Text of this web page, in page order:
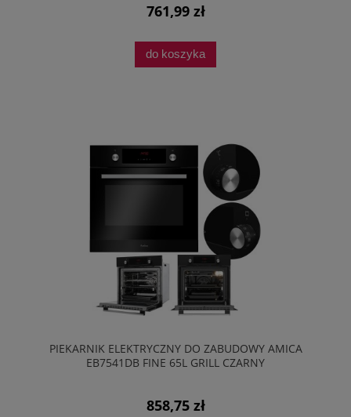
761,99 zł
do koszyka
PIEKARNIK ELEKTRYCZNY DO ZABUDOWY AMICA
EB7541DB FINE 65L GRILL CZARNY
858,75 zł